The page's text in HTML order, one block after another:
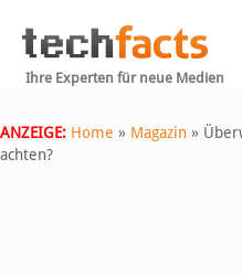
Ihre Experten für neue Medien
ANZEIGE: Home » Magazin »
achten?